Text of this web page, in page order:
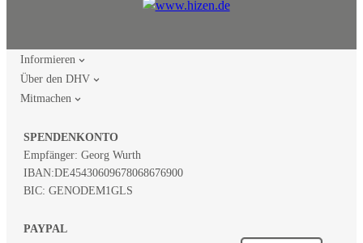
Informieren
Über den DHV
Mitmachen
SPENDENKONTO
Empfänger: Georg Wurth
IBAN:DE45430609678068676900
BIC: GENODEM1GLS
PAYPAL